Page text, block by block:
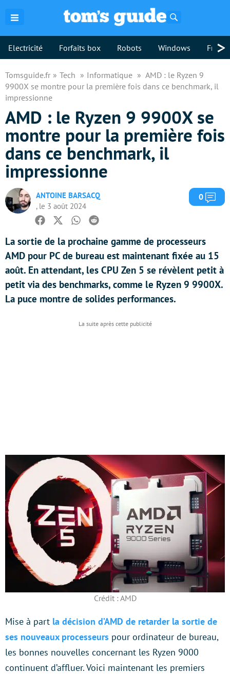
Electricité Forfaits box Robots Windows >
Tomsguide.fr Tech Informatique
AMD : le Ryzen 9
9900X se montre pour la première fois dans ce benchmark, il
impressionne
AMD : le Ryzen 9 9900X se
montre pour la première fois
dans ce benchmark, il
impressionne
ANTOINE BARSACQ
, le 3 août 2024
0
Facebook
TwitterWhatsapp
Reddit
La sortie de la prochaine gamme de processeurs
AMD pour PC de bureau est maintenant fixée au 15
août. En attendant, les CPU Zen 5 se révèlent petit à
petit via des benchmarks, comme le Ryzen 9 9900X.
La puce montre de solides performances.
Crédit : AMD
Mise à part la décision d’AMD de retarder la sortie de
ses nouveaux processeurs pour ordinateur de bureau,
les bonnes nouvelles concernant les Ryzen 9000
continuent d’affluer. Voici maintenant les premiers